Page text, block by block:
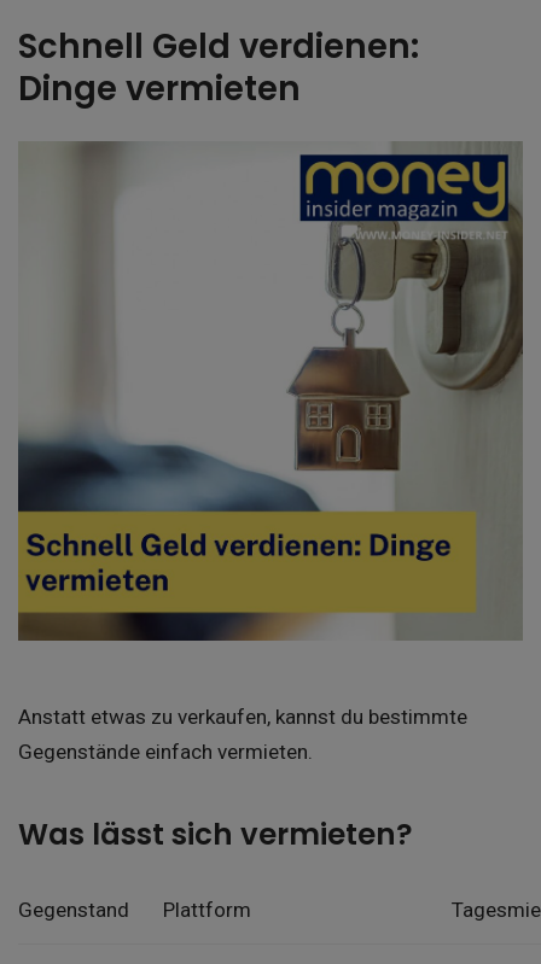
Schnell Geld verdienen:
Dinge vermieten
Anstatt etwas zu verkaufen, kannst du bestimmte
Gegenstände einfach vermieten.
Was lässt sich vermieten?
Gegenstand Plattform